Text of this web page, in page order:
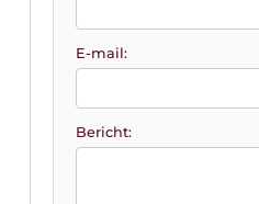
E-mail:
Bericht: